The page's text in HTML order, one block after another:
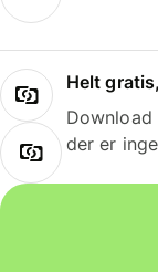
Helt
Download
der er